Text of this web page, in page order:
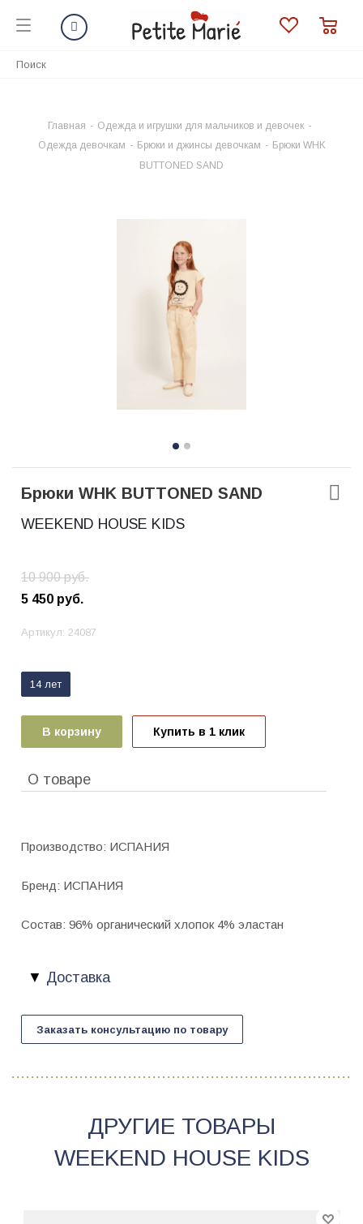
Главная - Одежда и игрушки для мальчиков и девочек -
Одежда девочкам - Брюки и джинсы девочкам - Брюки WHK
BUTTONED SAND
Брюки WHK BUTTONED SAND
WEEKEND HOUSE KIDS
10 900руб.
5 450 руб.
Артикул: 24087
14 лет
В корзину Купить в 1 клик
О товаре
Производство: ИСПАНИЯ
Бренд: ИСПАНИЯ
Состав: 96% органический хлопок 4% эластан
Доставка
Заказать консультацию по товару
ДРУГИЕ ТОВАРЫ
WEEKEND HOUSE KIDS